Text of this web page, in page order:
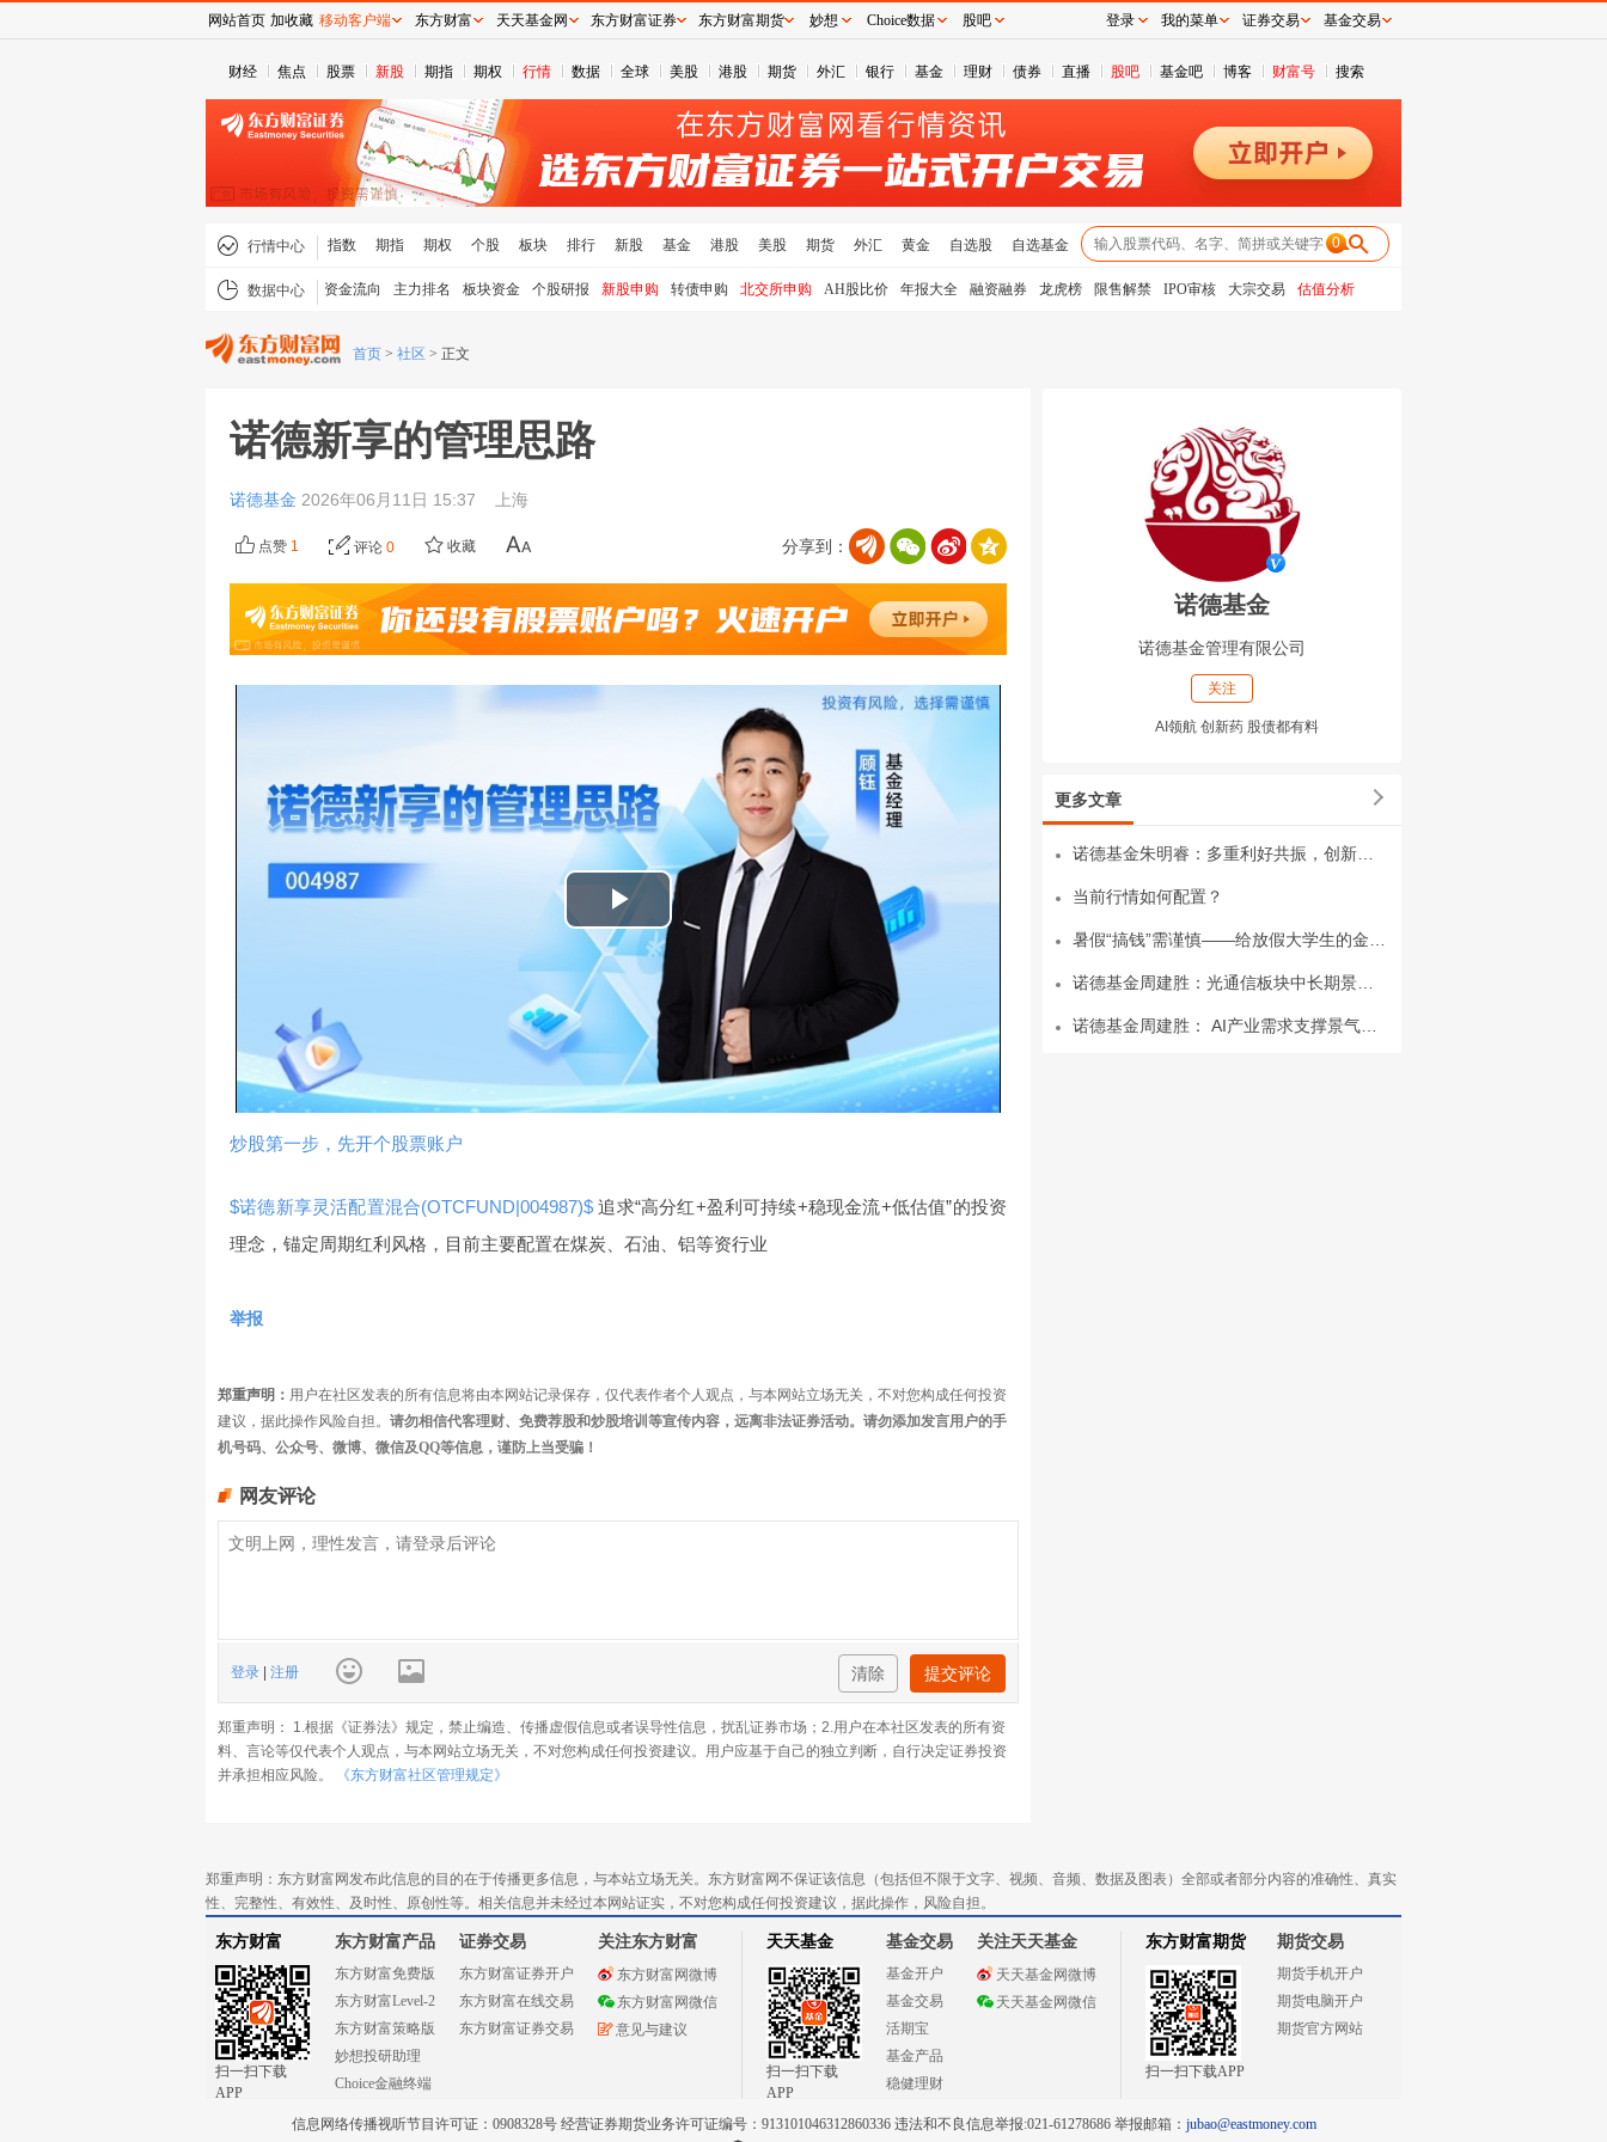
财经 焦点 股票 新股 期指 期权 行情 数据 全球 美股 港股 期货 外汇 银行 基金 理财 债券 直播 股吧 基金吧 博客 财富号 搜索
行情中心 指数 期指 期权 个股 板块 排行 新股 基金 港股 美股 期货 外汇 黄金 自选股 自选基金 0
数据中心 资金流向 主力排名 板块资金 个股研报 新股申购 转债申购 北交所申购 AH股比价 年报大全 融资融券 龙虎榜 限售解禁 IPO审核 大宗交易 估值分析
首页 > 社区 > 正文
诺德新享的管理思路
诺德基金 2026年06月11日 15:37 上海
分享到：
点赞 1 评论 0 收藏
播
放
视
频
炒股第一步，先开个股票账户
$诺德新享灵活配置混合(OTCFUND|004987)$追求“高分红+盈利可持续+稳现金流+低估值”的投资
理念，锚定周期红利风格，目前主要配置在煤炭、石油、铝等资行业
举报
郑重声明： 用户在社区发表的所有信息将由本网站记录保存，仅代表作者个人观点，与本网站立场无关，不对您构成任何投资
建议，据此操作风险自担。 请勿相信代客理财、免费荐股和炒股培训等宣传内容，远离非法证券活动。请勿添加发言用户的手
机号码、公众号、微博、微信及QQ等信息，谨防上当受骗！
网友评论
登录 注册 清除 提交评论
郑重声明： 1.根据《证券法》规定，禁止编造、传播虚假信息或者误导性信息，扰乱证券市场；2.用户在本社区发表的所有资
料、言论等仅代表个人观点，与本网站立场无关，不对您构成任何投资建议。用户应基于自己的独立判断，自行决定证券投资
并承担相应风险。
《东方财富社区管理规定》
诺德基金
诺德基金管理有限公司
关注
AI领航 创新药 股债都有料
更多文章
当前行情如何配置？
郑重声明：东方财富网发布此信息的目的在于传播更多信息，与本站立场无关。东方财富网不保证该信息（包括但不限于文字、视频、音频、数据及图表）全部或者部分内容的准确性、真实
性、完整性、有效性、及时性、原创性等。相关信息并未经过本网站证实，不对您构成任何投资建议，据此操作，风险自担。
东方财富
扫一扫下载
APP
东方财富产品
东方财富免费版
东方财富Level-2
东方财富策略版
妙想投研助理
Choice金融终端
证券交易
东方财富证券开户
东方财富在线交易
东方财富证券交易
关注东方财富
东方财富网微博
东方财富网微信
意见与建议
天天基金
扫一扫下载
APP
基金交易
基金开户
基金交易
活期宝
基金产品
稳健理财
关注天天基金
天天基金网微博
天天基金网微信
东方财富期货
扫一扫下载APP
期货交易
期货手机开户
期货电脑开户
期货官方网站
信息网络传播视听节目许可证：0908328号 经营证券期货业务许可证编号：913101046312860336 违法和不良信息举报:021-61278686 举报邮箱： jubao@eastmoney.com
网站首页 加收藏 移动客户端 东方财富 天天基金网 东方财富证券 东方财富期货 妙想 Choice数据 股吧 登录 我的菜单 证券交易 基金交易